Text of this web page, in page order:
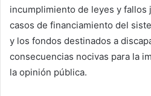
incumplimiento de leyes y fallos
casos de financiamiento del
y los fondos destinados a
consecuencias nocivas para la
la opinión pública.